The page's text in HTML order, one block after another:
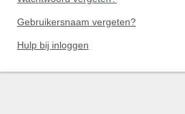
Gebruikersnaam vergeten?
Hulp bij inloggen